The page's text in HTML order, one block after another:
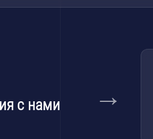
с нами